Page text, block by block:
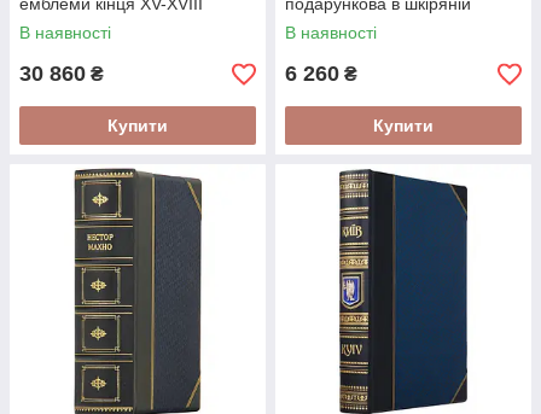
століття" Ігор Ситий у
шкіряній палітурці
В наявності
30 860 ₴
Купити
палітурці
В наявності
6 260 ₴
Купити